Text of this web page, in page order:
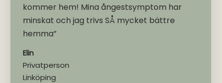
kommer hem! Mina ångestsymptom har
minskat och jag trivs SÅ mycket bättre
hemma”
Elin
Privatperson
Linköping